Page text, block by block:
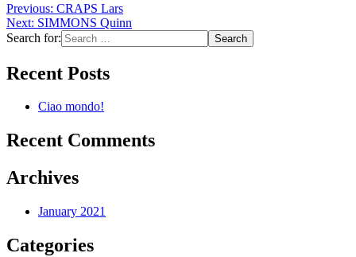
Previous: CRAPS Lars
Next: SIMMONS Quinn
Search for:
Recent Posts
Ciao mondo!
Recent Comments
Archives
January 2021
Categories